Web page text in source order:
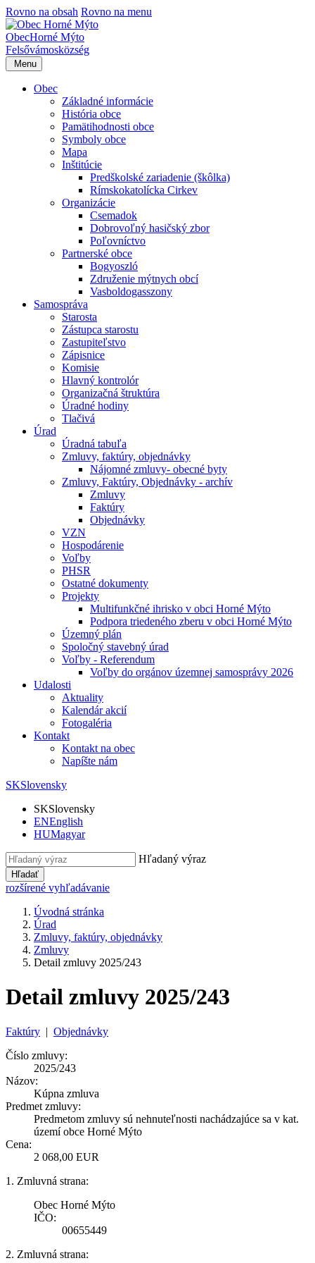
Rovno na obsah Rovno na menu
ObecHorné Mýto
Felsővámosközség
Menu
Obec
Základné informácie
História obce
Pamätihodnosti obce
Symboly obce
Mapa
Inštitúcie
Predškolské zariadenie (škôlka)
Rímskokatolícka Cirkev
Organizácie
Csemadok
Dobrovoľný hasičský zbor
Poľovníctvo
Partnerské obce
Bogyoszló
Združenie mýtnych obcí
Vasboldogasszony
Samospráva
Starosta
Zástupca starostu
Zastupiteľstvo
Zápisnice
Komisie
Hlavný kontrolór
Organizačná štruktúra
Úradné hodiny
Tlačivá
Úrad
Úradná tabuľa
Zmluvy, faktúry, objednávky
Nájomné zmluvy- obecné byty
Zmluvy, Faktúry, Objednávky - archív
Zmluvy
Faktúry
Objednávky
VZN
Hospodárenie
Voľby
PHSR
Ostatné dokumenty
Projekty
Multifunkčné ihrisko v obci Horné Mýto
Podpora triedeného zberu v obci Horné Mýto
Územný plán
Spoločný stavebný úrad
Voľby - Referendum
Voľby do orgánov územnej samosprávy 2026
Udalosti
Aktuality
Kalendár akcií
Fotogaléria
Kontakt
Kontakt na obec
Napíšte nám
SKSlovensky
SKSlovensky
ENEnglish
HUMagyar
Hľadaný výraz
Hľadať
rozšírené vyhľadávanie
Úvodná stránka
Úrad
Zmluvy, faktúry, objednávky
Zmluvy
Detail zmluvy 2025/243
Detail zmluvy 2025/243
Faktúry | Objednávky
Číslo zmluvy:
2025/243
Názov:
Kúpna zmluva
Predmet zmluvy:
Predmetom zmluvy sú nehnuteľnosti nachádzajúce sa v kat.
území obce Horné Mýto
Cena:
2 068,00 EUR
1. Zmluvná strana:
Obec Horné Mýto
IČO:
00655449
2. Zmluvná strana: